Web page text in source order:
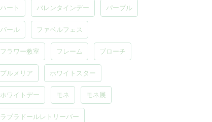
ハート バレンタインデー パープル
パール ファベルフェス
フラワー教室 フレーム ブローチ
プルメリア ホワイトスター
ホワイトデー モネ モネ展
ラブラドールレトリーバー